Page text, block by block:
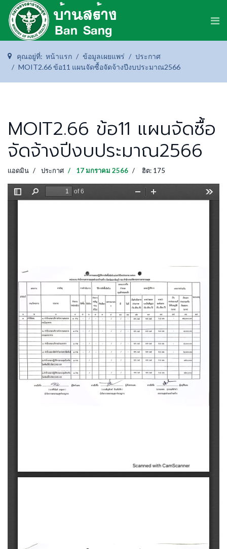
คุณอยู่ที่: หน้าแรก ข้อมูลเผยแพร่
ประกาศ
MOIT2.66 ข้อ11 แผนจัดซื้อจัดจ้างปีงบประมาณ2566
MOIT2.66 ข้อ11 แผนจัดซื้อ
จัดจ้างปีงบประมาณ2566
แอดมิน ประกาศ 17 มกราคม 2566 ฮิต: 175